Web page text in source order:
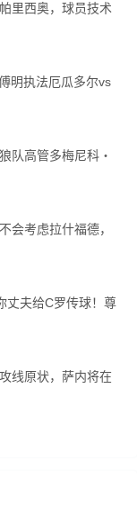
里西奥，球员技术
明执法厄瓜多尔vs
队高管多梅尼科・
会考虑拉什福德，
丈夫给C罗传球！尊
线原状，萨内将在